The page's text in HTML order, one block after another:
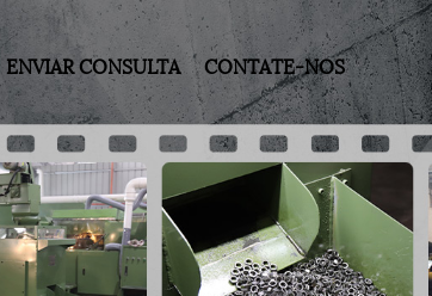
ENVIAR CONSULTA CONTATE-NOS